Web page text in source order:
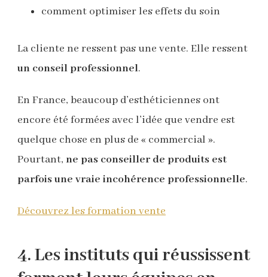
comment optimiser les effets du soin
La cliente ne ressent pas une vente. Elle ressent
un conseil professionnel.
En France, beaucoup d’esthéticiennes ont
encore été formées avec l’idée que vendre est
quelque chose en plus de « commercial ».
Pourtant, ne pas conseiller de produits est
parfois une vraie incohérence professionnelle.
Découvrez les formation vente
4. Les instituts qui réussissent